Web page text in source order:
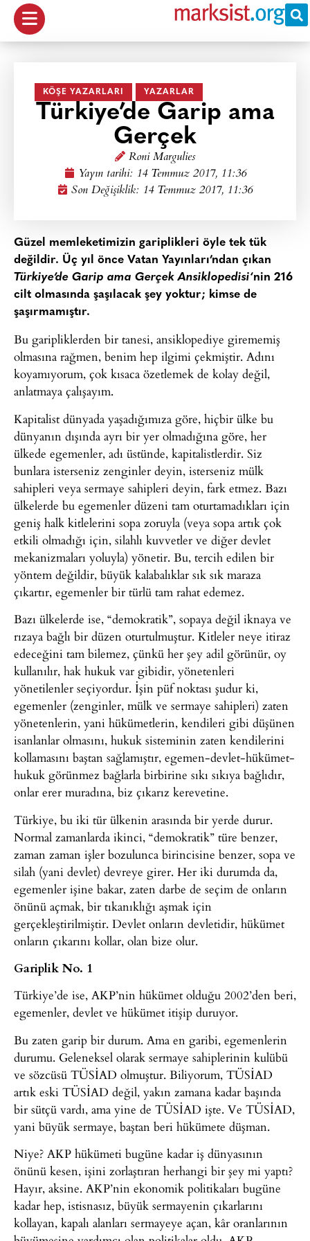
KÖŞE YAZARLARI YAZARLAR
Türkiye’de Garip ama
Gerçek
Roni Margulies
Yayın tarihi: 14 Temmuz 2017, 11:36
Son Değişiklik: 14 Temmuz 2017, 11:36
Güzel memleketimizin gariplikleri öyle tek tük
değildir. Üç yıl önce Vatan Yayınları’ndan çıkan
Türkiye’de Garip ama Gerçek Ansiklopedisi‘nin 216
cilt olmasında şaşılacak şey yoktur; kimse de
şaşırmamıştır.
Bu garipliklerden bir tanesi, ansiklopediye girememiş
olmasına rağmen, benim hep ilgimi çekmiştir. Adını
koyamıyorum, çok kısaca özetlemek de kolay değil,
anlatmaya çalışayım.
Kapitalist dünyada yaşadığımıza göre, hiçbir ülke bu
dünyanın dışında ayrı bir yer olmadığına göre, her
ülkede egemenler, adı üstünde, kapitalistlerdir. Siz
bunlara isterseniz zenginler deyin, isterseniz mülk
sahipleri veya sermaye sahipleri deyin, fark etmez. Bazı
ülkelerde bu egemenler düzeni tam oturtamadıkları için
geniş halk kitlelerini sopa zoruyla (veya sopa artık çok
etkili olmadığı için, silahlı kuvvetler ve diğer devlet
mekanizmaları yoluyla) yönetir. Bu, tercih edilen bir
yöntem değildir, büyük kalabalıklar sık sık maraza
çıkartır, egemenler bir türlü tam rahat edemez.
Bazı ülkelerde ise, “demokratik”, sopaya değil iknaya ve
rızaya bağlı bir düzen oturtulmuştur. Kitleler neye itiraz
edeceğini tam bilemez, çünkü her şey adil görünür, oy
kullanılır, hak hukuk var gibidir, yönetenleri
yönetilenler seçiyordur. İşin püf noktası şudur ki,
egemenler (zenginler, mülk ve sermaye sahipleri) zaten
yönetenlerin, yani hükümetlerin, kendileri gibi düşünen
isanlanlar olmasını, hukuk sisteminin zaten kendilerini
kollamasını baştan sağlamıştır, egemen-devlet-hükümet-
hukuk görünmez bağlarla birbirine sıkı sıkıya bağlıdır,
onlar erer muradına, biz çıkarız kerevetine.
Türkiye, bu iki tür ülkenin arasında bir yerde durur.
Normal zamanlarda ikinci, “demokratik” türe benzer,
zaman zaman işler bozulunca birincisine benzer, sopa ve
silah (yani devlet) devreye girer. Her iki durumda da,
egemenler işine bakar, zaten darbe de seçim de onların
önünü açmak, bir tıkanıklığı aşmak için
gerçekleştirilmiştir. Devlet onların devletidir, hükümet
onların çıkarını kollar, olan bize olur.
Gariplik No. 1
Türkiye’de ise, AKP’nin hükümet olduğu 2002’den beri,
egemenler, devlet ve hükümet itişip duruyor.
Bu zaten garip bir durum. Ama en garibi, egemenlerin
durumu. Geleneksel olarak sermaye sahiplerinin kulübü
ve sözcüsü TÜSİAD olmuştur. Biliyorum, TÜSİAD
artık eski TÜSİAD değil, yakın zamana kadar başında
bir sütçü vardı, ama yine de TÜSİAD işte. Ve TÜSİAD,
yani büyük sermaye, baştan beri hükümete düşman.
Niye? AKP hükümeti bugüne kadar iş dünyasının
önünü kesen, işini zorlaştıran herhangi bir şey mi yaptı?
Hayır, aksine. AKP’nin ekonomik politikaları bugüne
kadar hep, istisnasız, büyük sermayenin çıkarlarını
kollayan, kapalı alanları sermayeye açan, kâr oranlarının